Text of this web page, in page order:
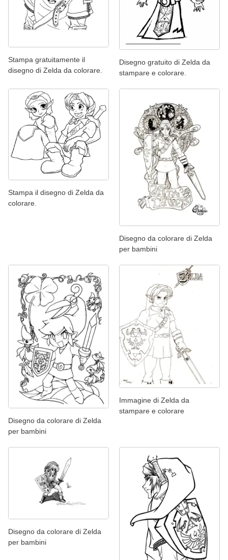
Stampa gratuitamente il
disegno di Zelda da colorare.
Disegno gratuito di Zelda da
stampare e colorare.
Stampa il disegno di Zelda da
colorare.
Disegno da colorare di Zelda
per bambini
Disegno da colorare di Zelda
per bambini
Immagine di Zelda da
stampare e colorare
Disegno da colorare di Zelda
per bambini